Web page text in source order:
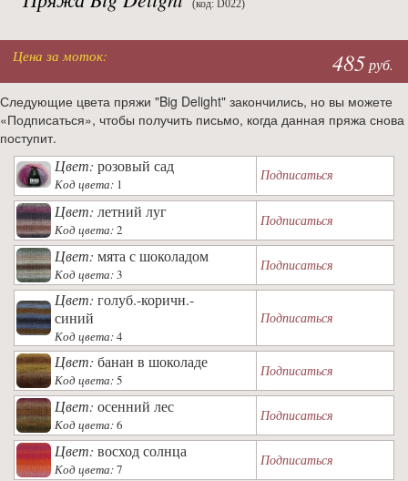
(код: D022)
Цена за моток: 485руб.
Следующие цвета пряжи "Big Delight" закончились, но вы можете
«Подписаться», чтобы получить письмо, когда данная пряжа снова
поступит.
Цвет: розовый сад
Код цвета: 1
Подписаться
Цвет: летний луг
Код цвета:2
Подписаться
Цвет: мята с шоколадом
Код цвета:3
Подписаться
Цвет: голуб.-коричн.-
синий
Код цвета:4
Подписаться
Цвет: банан в шоколаде
Код цвета: 5
Подписаться
Цвет: осенний лес
Код цвета:6
Подписаться
Цвет: восход солнца
Код цвета:7
Подписаться